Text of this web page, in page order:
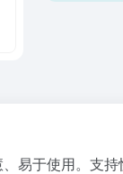
易于使用。支